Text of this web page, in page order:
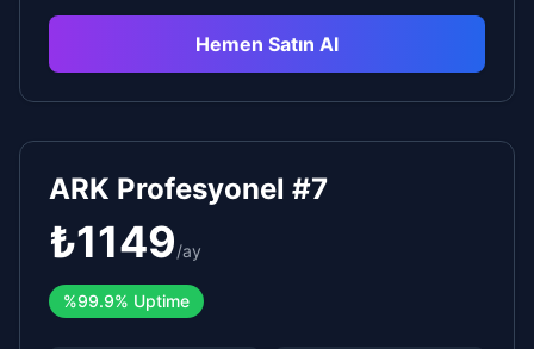
Hemen Satın Al
ARK Profesyonel #7
₺1149/ay
%99.9% Uptime